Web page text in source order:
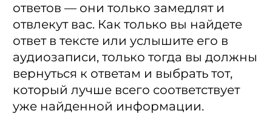
ответов — они только замедлят и
отвлекут вас. Как только вы найдете
ответ в тексте или услышите его в
аудиозаписи, только тогда вы должны
вернуться к ответам и выбрать тот,
который лучше всего соответствует
уже найденной информации.